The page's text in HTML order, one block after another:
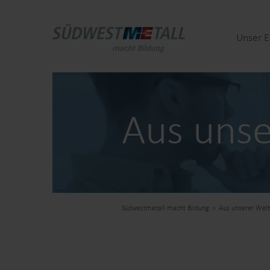
Unser
Aus
Südwestmetall macht Bildung Aus unserer Welt